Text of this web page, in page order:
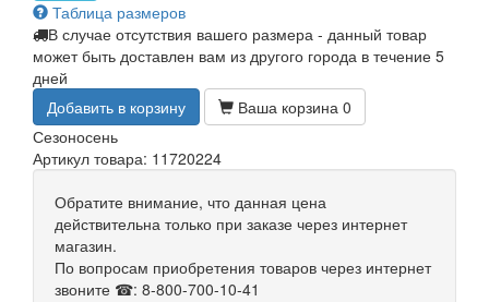
Таблица размеров
В случае отсутствия вашего размера - данный товар
может быть доставлен вам из другого города в течение 5
дней
Добавить в корзину
Ваша корзина 0
Сезоносень
Артикул товара: 11720224
Обратите внимание, что данная цена
действительна только при заказе через интернет
магазин.
По вопросам приобретения товаров через интернет
звоните ☎: 8-800-700-10-41